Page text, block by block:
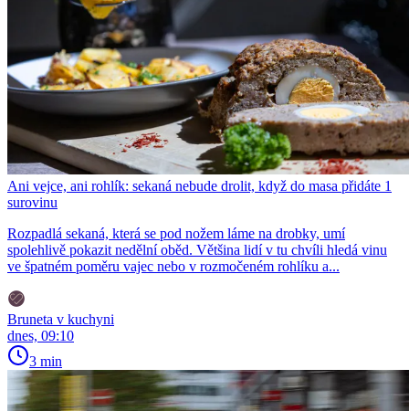
Ani vejce, ani rohlík: sekaná nebude drolit, když do masa přidáte 1
surovinu
Rozpadlá sekaná, která se pod nožem láme na drobky, umí
spolehlivě pokazit nedělní oběd. Většina lidí v tu chvíli hledá vinu
ve špatném poměru vajec nebo v rozmočeném rohlíku a...
Bruneta v kuchyni
dnes, 09:10
3 min